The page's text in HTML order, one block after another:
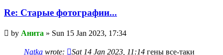
Re: Старые фотографии...
Unread
post
by Анита » Sun 15 Jan 2023, 17:34
Natka wrote: Sat 14 Jan 2023, 11:14 гены все-таки